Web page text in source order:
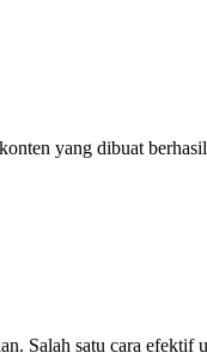
yang dibuat
Salah satu cara efektif